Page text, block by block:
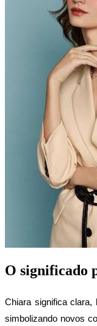
O significado
Chiara significa
simbolizando novos